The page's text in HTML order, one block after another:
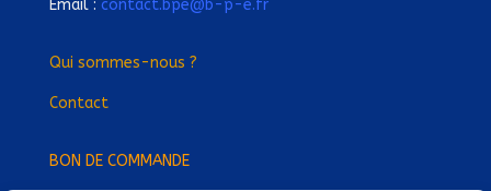
Email : contact.bpe@b-p-e.fr
Qui sommes-nous ?
Contact
BON DE COMMANDE